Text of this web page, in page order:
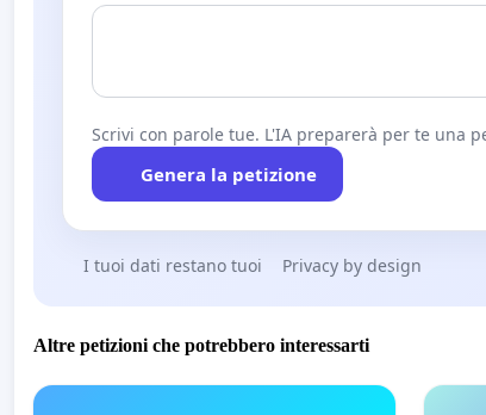
Scrivi con parole tue. L'IA preparerà per te una
Genera la petizione
I tuoi dati restano tuoi Privacy by design
Altre petizioni che potrebbero interessarti